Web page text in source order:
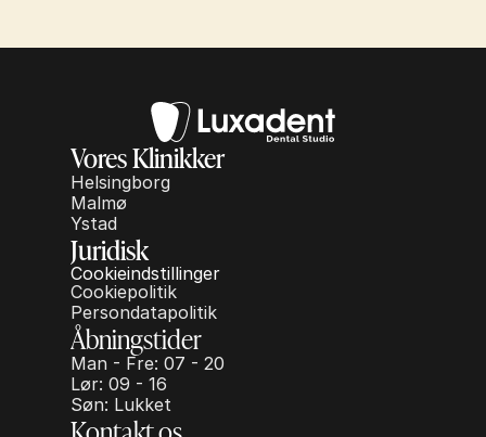
Vores Klinikker
Helsingborg
Malmø
Ystad
Juridisk
Cookieindstillinger
Cookiepolitik
Persondatapolitik
Åbningstider
Man - Fre: 07 - 20
Lør: 09 - 16
Søn: Lukket